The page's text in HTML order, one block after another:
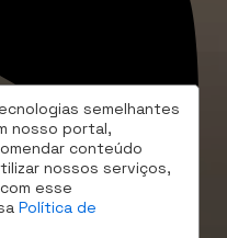
semelhantes
nosso portal,
conteúdo
nossos serviços,
esse
Política de